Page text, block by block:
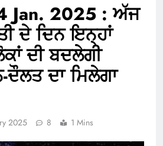
Jan. 2025 : ਅੱਜ
ਦੇ ਦਿਨ ਇਨ੍ਹਾਂ
ਦੀ ਬਦਲੇਗੀ
ਦਾ ਮਿਲੇਗਾ
2025 8 1 Mins